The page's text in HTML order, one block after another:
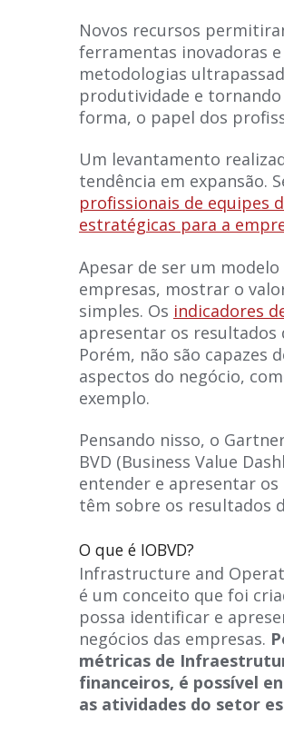
Novos recursos
ferramentas inovadoras
metodologias
produtividade e
forma, o papel dos
Um levantamento
tendência em expansão.
profissionais de equipes
estratégicas para a
Apesar de ser um
empresas, mostrar o
simples. Os indicadores
apresentar os
Porém, não são capazes
aspectos do negócio,
exemplo.
Pensando nisso, o
BVD (Business Value
entender e apresentar
têm sobre os resultados
O que é IOBVD?
Infrastructure and
é um conceito que foi
possa identificar e
negócios das empresas.
métricas de
financeiros, é possível
as atividades do setor